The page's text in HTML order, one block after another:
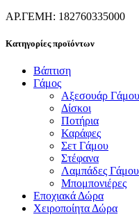
ΑΡ.ΓΕΜΗ: 182760335000
Κατηγορίες προϊόντων
Βάπτιση
Γάμος
Αξεσουάρ Γάμου
Δίσκοι
Ποτήρια
Καράφες
Σετ Γάμου
Στέφανα
Λαμπάδες Γάμου
Μπομπονιέρες
Εποχιακά Δώρα
Χειροποίητα Δώρα